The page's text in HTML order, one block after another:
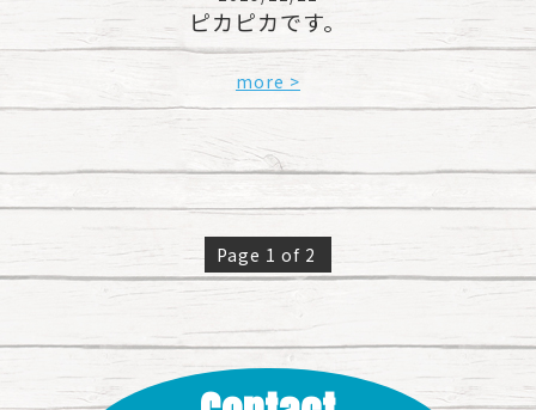
ピカピカです。
more >
Page 1 of 2